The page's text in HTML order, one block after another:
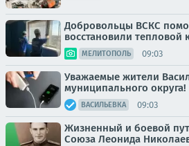
Добровольцы ВСКС
восстановили тепловой
МЕЛИТОПОЛЬ 09:03
Уважаемые жители
муниципального округа!
ВАСИЛЬЕВКА 09:03
Жизненный и боевой
Союза Леонида